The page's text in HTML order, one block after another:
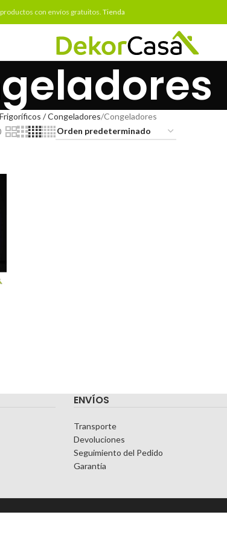
con envíos gratuitos. Tienda
/ Congeladores Congeladores
ENVÍOS
Transporte
Devoluciones
Seguimiento del Pedido
Garantía